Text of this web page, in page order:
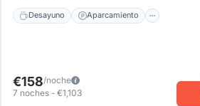
Desayuno Aparcamiento
€158/noche
7 noches - €1,103